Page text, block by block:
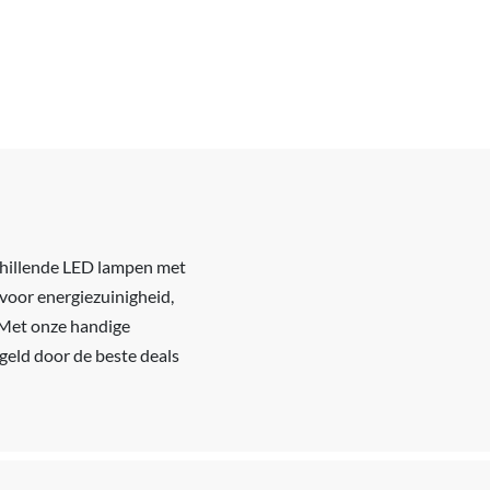
LED lampen met
energiezuinigheid,
onze handige
door de beste deals